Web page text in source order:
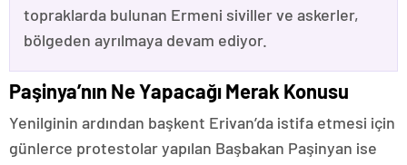
topraklarda bulunan Ermeni siviller ve askerler,
bölgeden ayrılmaya devam ediyor.
Paşinya’nın Ne Yapacağı Merak Konusu
Yenilginin ardından başkent Erivan’da istifa etmesi için
günlerce protestolar yapılan Başbakan Paşinyan ise